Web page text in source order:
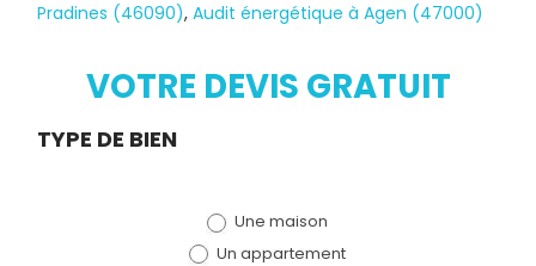
Diagnostic
Pradines (46090),Audit énergétique à Agen (47000)
VOTRE DEVIS GRATUIT
Demande
TYPE DE BIEN
Une maison
Un appartement